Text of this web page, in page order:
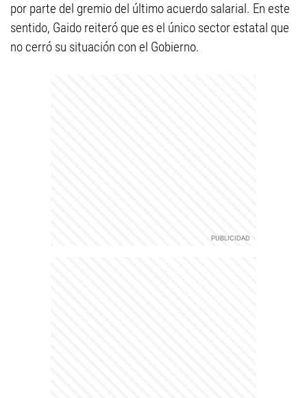
por parte del gremio del último acuerdo salarial. En este
sentido, Gaido reiteró que es el único sector estatal que
no cerró su situación con el Gobierno.